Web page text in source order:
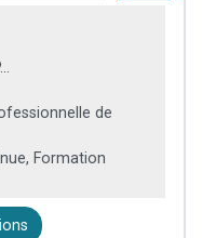
de
Formation